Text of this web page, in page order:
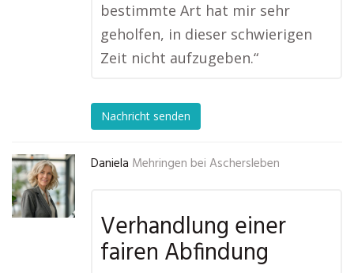
bestimmte Art hat mir sehr
geholfen, in dieser schwierigen
Zeit nicht aufzugeben.“
Nachricht senden
Daniela Mehringen bei Aschersleben
Verhandlung einer
fairen Abfindung